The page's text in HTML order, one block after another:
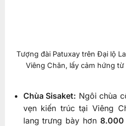
Tượng đài Patuxay trên Đại lộ
Viêng Chăn, lấy cảm hứng từ
Chùa Sisaket: Ngôi chùa
vẹn kiến trúc tại Viêng
lang trưng bày hơn 8.000